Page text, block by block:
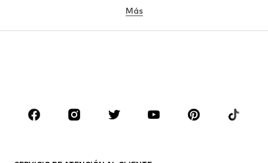
Ropa interior
Faldas
Blusas y camisas
Zapatos
Deporte
Más